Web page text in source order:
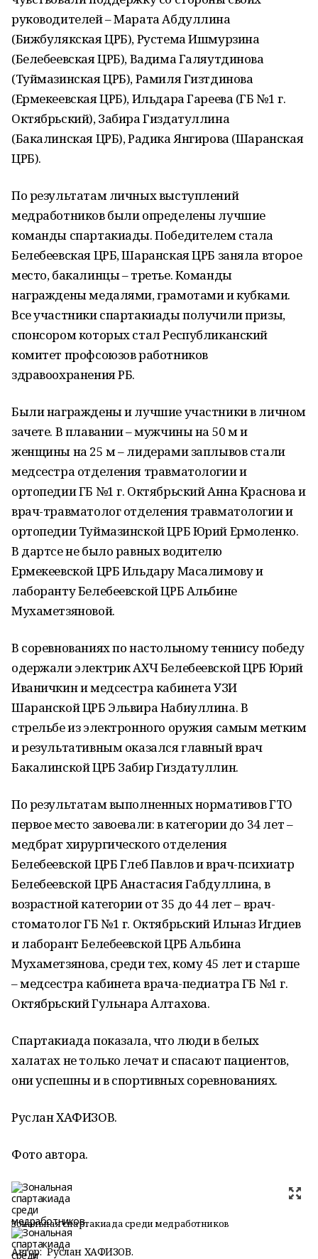
руководителей – Марата Абдуллина
(Бижбулякская ЦРБ), Рустема Ишмурзина
(Белебеевская ЦРБ), Вадима Галяутдинова
(Туймазинская ЦРБ), Рамиля Гизтдинова
(Ермекеевская ЦРБ), Ильдара Гареева (ГБ №1 г.
Октябрьский), Забира Гиздатуллина
(Бакалинская ЦРБ), Радика Янгирова (Шаранская
ЦРБ).
По результатам личных выступлений
медработников были определены лучшие
команды спартакиады. Победителем стала
Белебеевская ЦРБ, Шаранская ЦРБ заняла второе
место, бакалинцы – третье. Команды
награждены медалями, грамотами и кубками.
Все участники спартакиады получили призы,
спонсором которых стал Республиканский
комитет профсоюзов работников
здравоохранения РБ.
Были награждены и лучшие участники в личном
зачете. В плавании – мужчины на 50 м и
женщины на 25 м – лидерами заплывов стали
медсестра отделения травматологии и
ортопедии ГБ №1 г. Октябрьский Анна Краснова и
врач-травматолог отделения травматологии и
ортопедии Туймазинской ЦРБ Юрий Ермоленко.
В дартсе не было равных водителю
Ермекеевской ЦРБ Ильдару Масалимову и
лаборанту Белебеевской ЦРБ Альбине
Мухаметзяновой.
В соревнованиях по настольному теннису победу
одержали электрик АХЧ Белебеевской ЦРБ Юрий
Иваничкин и медсестра кабинета УЗИ
Шаранской ЦРБ Эльвира Набиуллина. В
стрельбе из электронного оружия самым метким
и результативным оказался главный врач
Бакалинской ЦРБ Забир Гиздатуллин.
По результатам выполненных нормативов ГТО
первое место завоевали: в категории до 34 лет –
медбрат хирургического отделения
Белебеевской ЦРБ Глеб Павлов и врач-психиатр
Белебеевской ЦРБ Анастасия Габдуллина, в
возрастной категории от 35 до 44 лет – врач-
стоматолог ГБ №1 г. Октябрьский Ильназ Игдиев
и лаборант Белебеевской ЦРБ Альбина
Мухаметзянова, среди тех, кому 45 лет и старше
– медсестра кабинета врача-педиатра ГБ №1 г.
Октябрьский Гульнара Алтахова.
Спартакиада показала, что люди в белых
халатах не только лечат и спасают пациентов,
они успешны и в спортивных соревнованиях.
Руслан ХАФИЗОВ.
Фото автора.
Зональная спартакиада среди медработников
Автор: Руслан ХАФИЗОВ.